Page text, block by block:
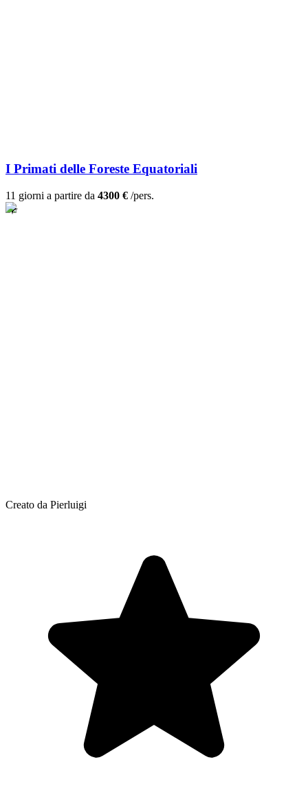
I Primati delle Foreste Equatoriali
11 giorni a partire da 4300 € /pers.
Creato da Pierluigi